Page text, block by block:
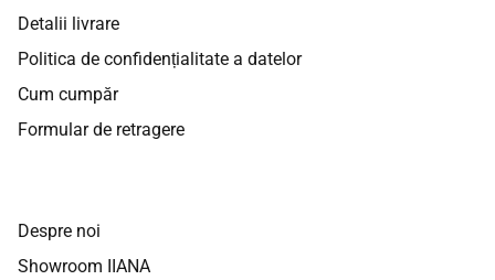
Detalii livrare
Politica de confidențialitate a datelor
Cum cumpăr
Formular de retragere
Despre noi
Showroom IIANA